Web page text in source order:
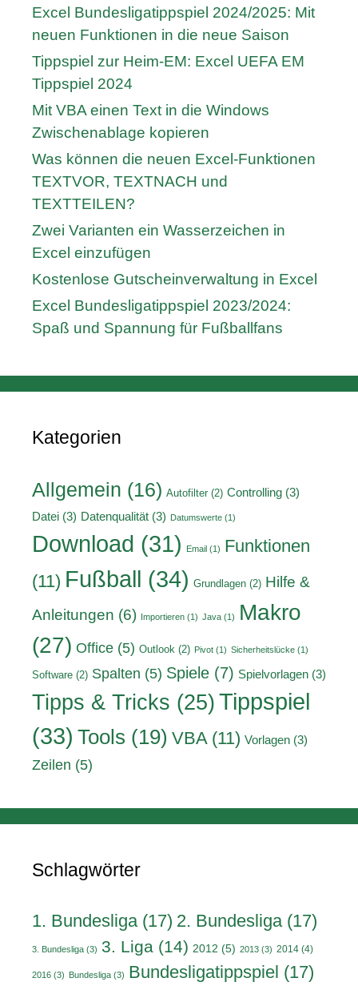
Excel Bundesligatippspiel 2024/2025: Mit
neuen Funktionen in die neue Saison
Tippspiel zur Heim-EM: Excel UEFA EM
Tippspiel 2024
Mit VBA einen Text in die Windows
Zwischenablage kopieren
Was können die neuen Excel-Funktionen
TEXTVOR, TEXTNACH und
TEXTTEILEN?
Zwei Varianten ein Wasserzeichen in
Excel einzufügen
Kostenlose Gutscheinverwaltung in Excel
Excel Bundesligatippspiel 2023/2024:
Spaß und Spannung für Fußballfans
Kategorien
Allgemein (16) Autofilter (2) Controlling (3)
Datei (3) Datenqualität (3) Datumswerte (1)
Download (31) Email (1) Funktionen
(11) Fußball (34) Grundlagen (2) Hilfe &
Anleitungen (6) Importieren (1) Java (1)
Makro
(27) Office (5) Outlook (2) Pivot (1) Sicherheitslücke (1)
Software (2) Spalten (5) Spiele (7) Spielvorlagen (3)
Tipps & Tricks (25)Tippspiel
(33) Tools (19) VBA(11) Vorlagen (3)
Zeilen (5)
Schlagwörter
1. Bundesliga(17) 2. Bundesliga(17)
3. Bundesliga (3) 3. Liga (14) 2012 (5) 2013 (3) 2014 (4)
2016 (3) Bundesliga (3) Bundesligatippspiel (17)